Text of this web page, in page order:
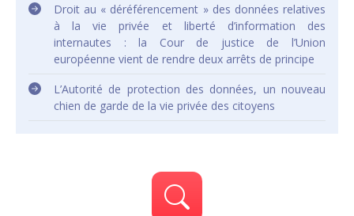
Droit au « déréférencement » des données relatives
à la vie privée et liberté d’information des
internautes : la Cour de justice de l’Union
européenne vient de rendre deux arrêts de principe
L’Autorité de protection des données, un nouveau
chien de garde de la vie privée des citoyens